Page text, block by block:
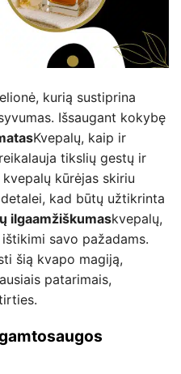
kurią sustiprina
Išsaugant kokybę
Kvepalų, kaip ir
tikslių gestų ir
kūrėjas skiriu
kad būtų užtikrinta
ilgaamžiškumaskvepalų,
savo pažadams.
šią kvapo magiją,
patarimais,